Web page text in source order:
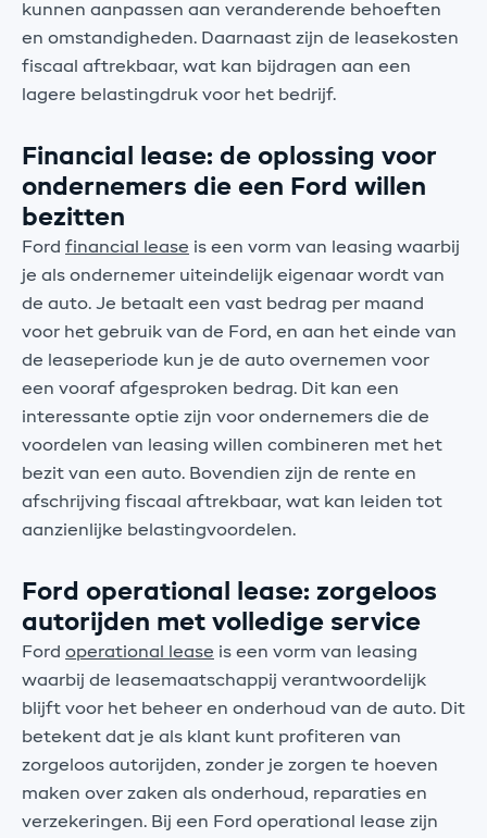
kunnen aanpassen aan veranderende behoeften
en omstandigheden. Daarnaast zijn de leasekosten
fiscaal aftrekbaar, wat kan bijdragen aan een
lagere belastingdruk voor het bedrijf.
Financial lease: de oplossing voor
ondernemers die een Ford willen
bezitten
Ford financial lease is een vorm van leasing waarbij
je als ondernemer uiteindelijk eigenaar wordt van
de auto. Je betaalt een vast bedrag per maand
voor het gebruik van de Ford, en aan het einde van
de leaseperiode kun je de auto overnemen voor
een vooraf afgesproken bedrag. Dit kan een
interessante optie zijn voor ondernemers die de
voordelen van leasing willen combineren met het
bezit van een auto. Bovendien zijn de rente en
afschrijving fiscaal aftrekbaar, wat kan leiden tot
aanzienlijke belastingvoordelen.
Ford operational lease: zorgeloos
autorijden met volledige service
Ford operational lease is een vorm van leasing
waarbij de leasemaatschappij verantwoordelijk
blijft voor het beheer en onderhoud van de auto. Dit
betekent dat je als klant kunt profiteren van
zorgeloos autorijden, zonder je zorgen te hoeven
maken over zaken als onderhoud, reparaties en
verzekeringen. Bij een Ford operational lease zijn